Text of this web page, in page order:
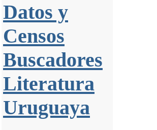
Datos y
Censos
Buscadores
Literatura
Uruguaya